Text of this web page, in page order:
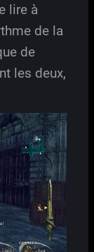
lire à
de la
de
les deux,